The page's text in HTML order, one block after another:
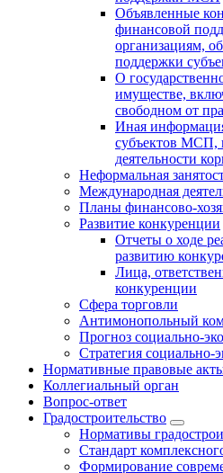
Объявленные
финансовой
организациям,
поддержки
О
имуществе,
свободном от
Иная
субъектов МСП,
деятельности
Неформальная
Международная
Планы финансово-
Развитие конкуренции
Отчеты о ходе
развитию
Лица,
конкуренции
Сфера торговли
Антимонопольный
Прогноз социально-
Стратегия социально-
Нормативные правовые
Коллегиальный орган
Вопрос-ответ
Градостроительство
Нормативы
Стандарт
Формирование